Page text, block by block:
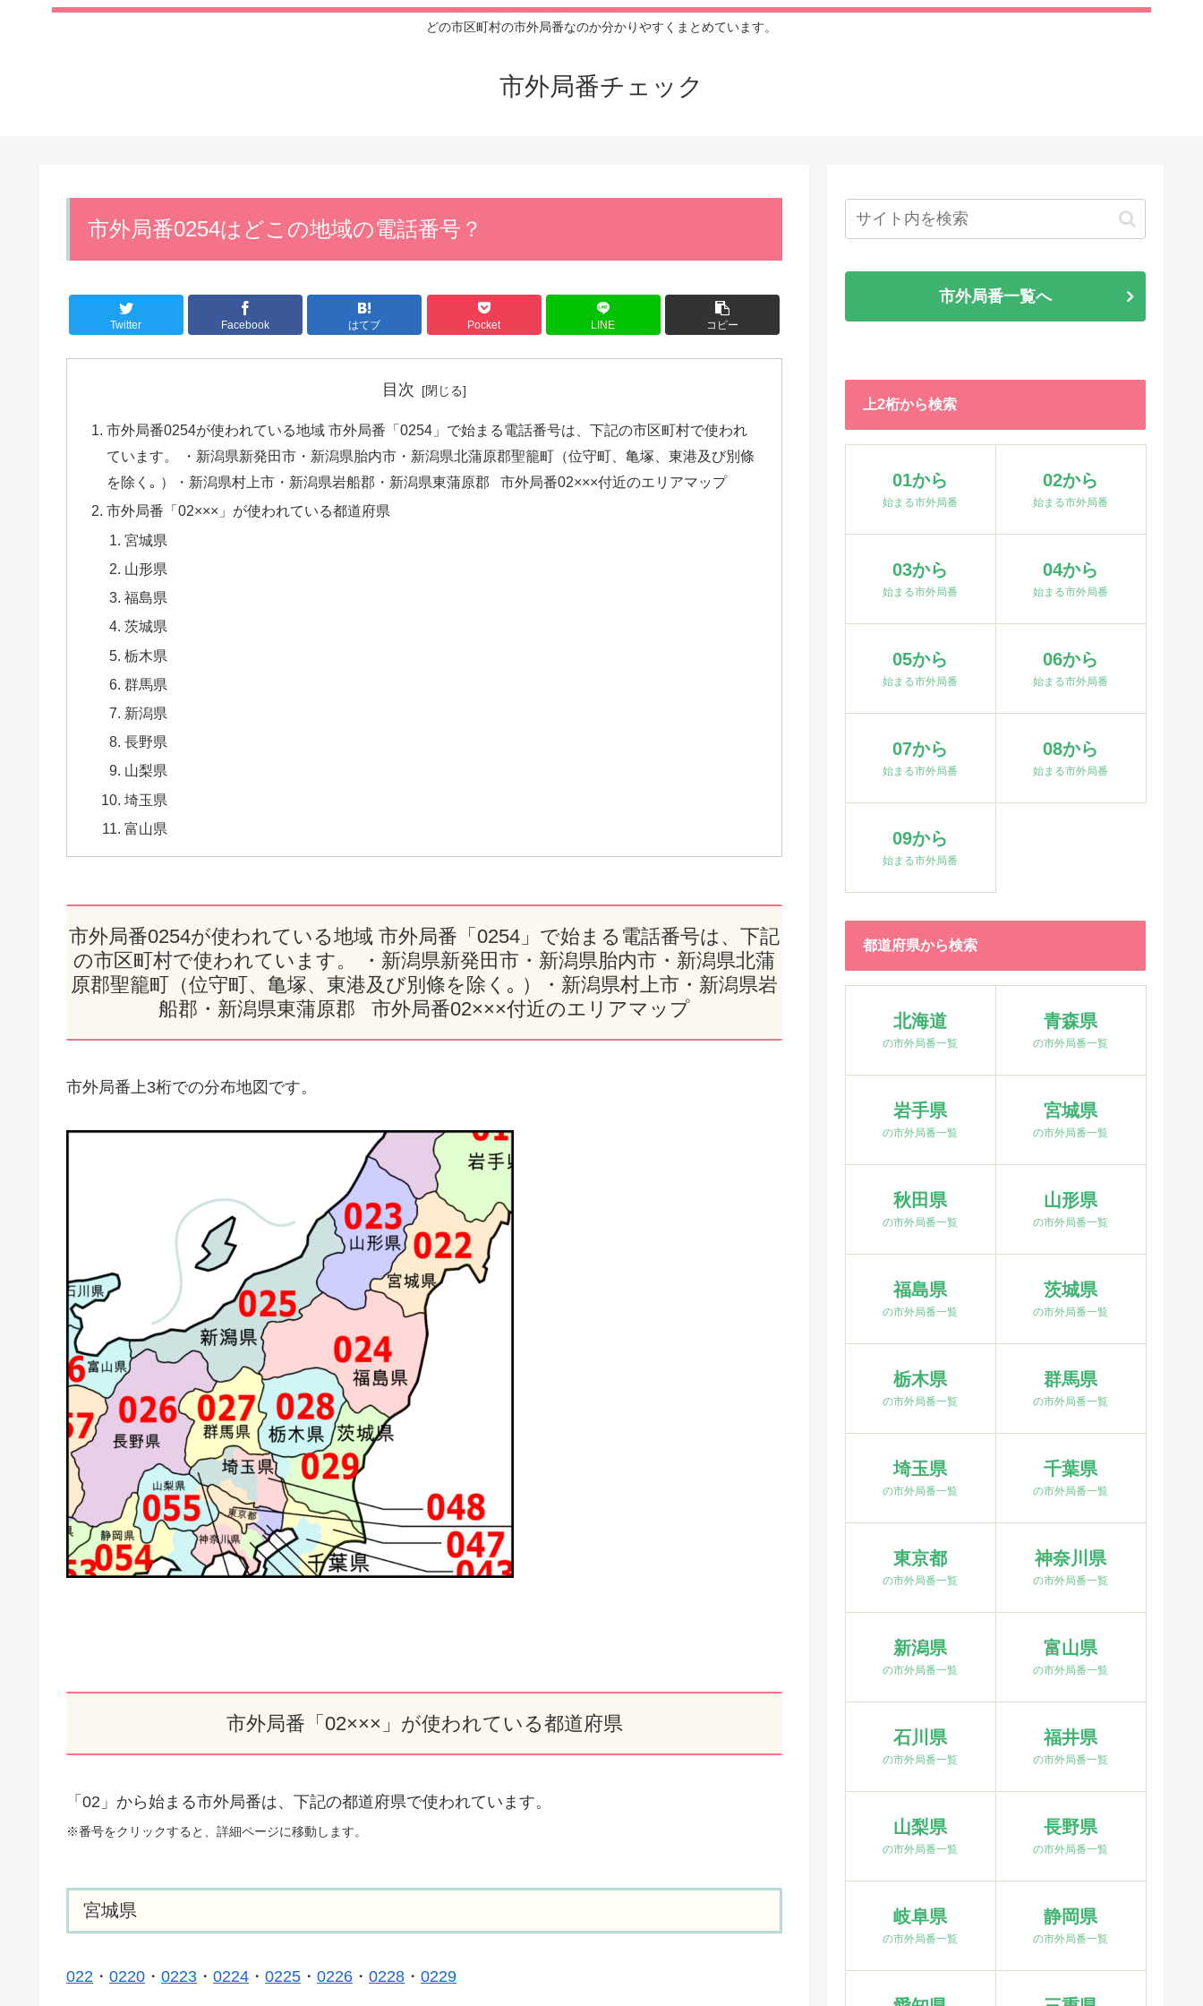
どの市区町村の市外局番なのか分かりやすくまとめています。
市外局番チェック
市外局番0254はどこの地域の電話番号？
Twitter Facebook はてブ Pocket LINE コピー
目次
市外局番0254が使われている地域 市外局番「0254」で始まる電話番号は、下記の市区町村で使われ
ています。 ・新潟県新発田市・新潟県胎内市・新潟県北蒲原郡聖籠町（位守町、亀塚、東港及び別條
を除く｡ ）・新潟県村上市・新潟県岩船郡・新潟県東蒲原郡 市外局番02×××付近のエリアマップ
市外局番「02×××」が使われている都道府県
宮城県
山形県
福島県
茨城県
栃木県
群馬県
新潟県
長野県
山梨県
埼玉県
富山県
市外局番0254が使われている地域 市外局番「0254」で始まる電話番号は、下記
の市区町村で使われています。 ・新潟県新発田市・新潟県胎内市・新潟県北蒲
原郡聖籠町（位守町、亀塚、東港及び別條を除く｡ ）・新潟県村上市・新潟県岩
船郡・新潟県東蒲原郡 市外局番02×××付近のエリアマップ
市外局番上3桁での分布地図です。
市外局番「02×××」が使われている都道府県
「02」から始まる市外局番は、下記の都道府県で使われています。
※番号をクリックすると、詳細ページに移動します。
宮城県
022 ・ 0220 ・ 0223 ・ 0224 ・ 0225 ・ 0226 ・ 0228 ・ 0229
市外局番一覧へ
上2桁から検索
01から
始まる市外局番
02から
始まる市外局番
03から
始まる市外局番
04から
始まる市外局番
05から
始まる市外局番
06から
始まる市外局番
07から
始まる市外局番
08から
始まる市外局番
09から
始まる市外局番
都道府県から検索
北海道
の市外局番一覧
青森県
の市外局番一覧
岩手県
の市外局番一覧
宮城県
の市外局番一覧
秋田県
の市外局番一覧
山形県
の市外局番一覧
福島県
の市外局番一覧
茨城県
の市外局番一覧
栃木県
の市外局番一覧
群馬県
の市外局番一覧
埼玉県
の市外局番一覧
千葉県
の市外局番一覧
東京都
の市外局番一覧
神奈川県
の市外局番一覧
新潟県
の市外局番一覧
富山県
の市外局番一覧
石川県
の市外局番一覧
福井県
の市外局番一覧
山梨県
の市外局番一覧
長野県
の市外局番一覧
岐阜県
の市外局番一覧
静岡県
の市外局番一覧